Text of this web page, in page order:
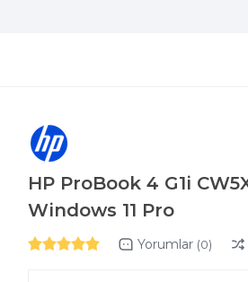
HP ProBook 4 G1i
Windows 11 Pro
Yorumlar (0)